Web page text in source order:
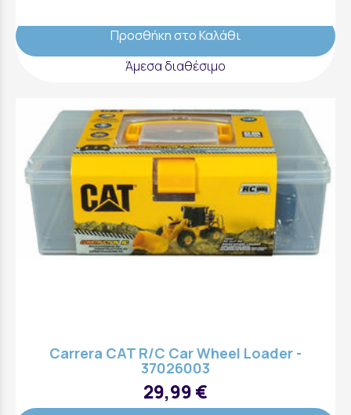
Προσθήκη στο Καλάθι
Άμεσα διαθέσιμο
Carrera CAT R/C Car Wheel Loader -
37026003
29,99 €